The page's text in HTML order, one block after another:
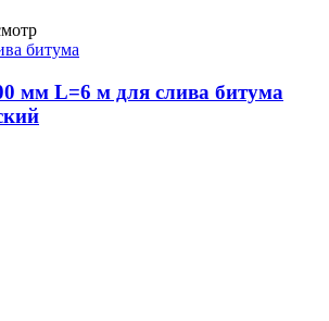
битума
мм L=6 м для слива битума